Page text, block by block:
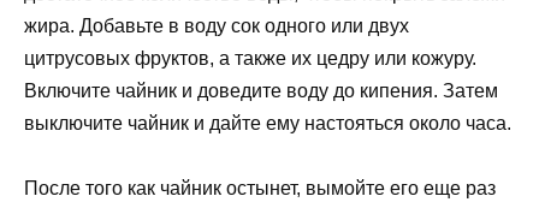
жира. Добавьте в воду сок одного или двух
цитрусовых фруктов, а также их цедру или кожуру.
Включите чайник и доведите воду до кипения. Затем
выключите чайник и дайте ему настояться около часа.
После того как чайник остынет, вымойте его еще раз